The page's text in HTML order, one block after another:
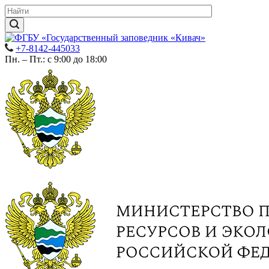
+7-8142-445033
Пн. – Пт.: с 9:00 до 18:00